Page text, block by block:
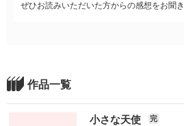
ぜひお読みいただいた方からの感想をお聞
作品一覧
小さな天使 完